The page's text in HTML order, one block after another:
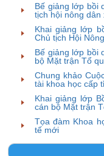
Bế giảng lớp bồi
tịch hội nông
Khai giảng lớp
Chủ tịch Hội
Bế giảng lớp bồi
bộ Mặt trận Tổ
Chung khảo
tài khoa học cấp
Khai giảng lớp
cán bộ Mặt trận
Tọa đàm Khoa
tế mới